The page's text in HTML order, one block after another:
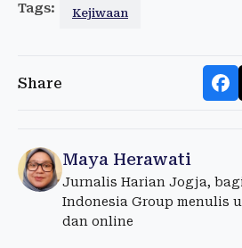
Tags: Kejiwaan
Share
Maya Herawati
Jurnalis Harian Jogja,
Indonesia Group menulis
dan online